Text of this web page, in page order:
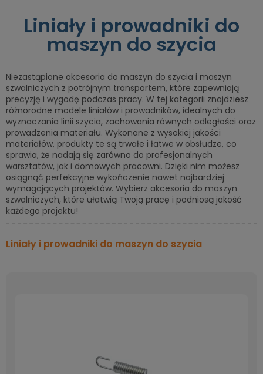
Liniały i prowadniki do
maszyn do szycia
Niezastąpione akcesoria do maszyn do szycia i maszyn
szwalniczych z potrójnym transportem, które zapewniają
precyzję i wygodę podczas pracy. W tej kategorii znajdziesz
różnorodne modele liniałów i prowadników, idealnych do
wyznaczania linii szycia, zachowania równych odległości oraz
prowadzenia materiału. Wykonane z wysokiej jakości
materiałów, produkty te są trwałe i łatwe w obsłudze, co
sprawia, że nadają się zarówno do profesjonalnych
warsztatów, jak i domowych pracowni. Dzięki nim możesz
osiągnąć perfekcyjne wykończenie nawet najbardziej
wymagających projektów. Wybierz akcesoria do maszyn
szwalniczych, które ułatwią Twoją pracę i podniosą jakość
każdego projektu!
Liniały i prowadniki do maszyn do szycia